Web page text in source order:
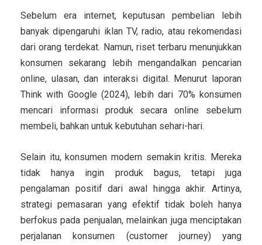
Sebelum era internet, keputusan pembelian lebih
banyak dipengaruhi iklan TV, radio, atau rekomendasi
dari orang terdekat. Namun, riset terbaru menunjukkan
konsumen sekarang lebih mengandalkan pencarian
online, ulasan, dan interaksi digital. Menurut laporan
Think with Google (2024), lebih dari 70% konsumen
mencari informasi produk secara online sebelum
membeli, bahkan untuk kebutuhan sehari-hari.
Selain itu, konsumen modern semakin kritis. Mereka
tidak hanya ingin produk bagus, tetapi juga
pengalaman positif dari awal hingga akhir. Artinya,
strategi pemasaran yang efektif tidak boleh hanya
berfokus pada penjualan, melainkan juga menciptakan
perjalanan konsumen (customer journey) yang